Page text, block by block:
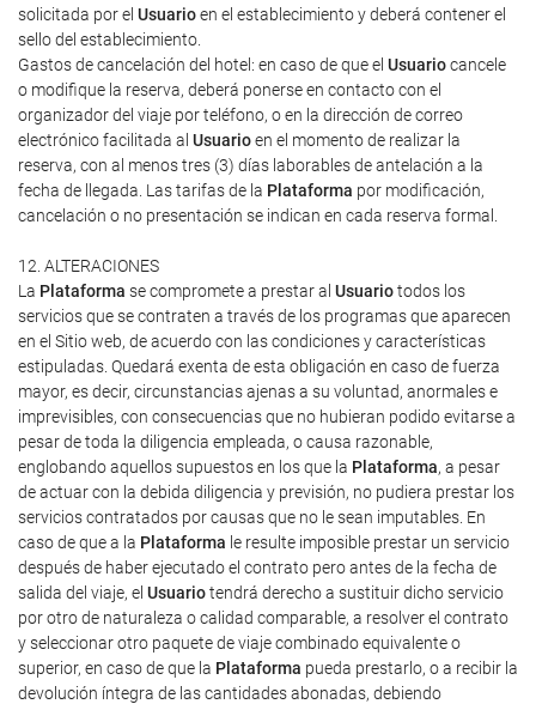
solicitada por el Usuarioen el establecimiento y deberá contener el
sello del establecimiento.
Gastos de cancelación del hotel: en caso de que el Usuariocancele
o modifique la reserva, deberá ponerse en contacto con el
organizador del viaje por teléfono, o en la dirección de correo
electrónico facilitada al Usuarioen el momento de realizar la
reserva, con al menos tres (3) días laborables de antelación a la
fecha de llegada. Las tarifas de la Plataforma por modificación,
cancelación o no presentación se indican en cada reserva formal.
12. ALTERACIONES
La Plataforma se compromete a prestar al Usuariotodos los
servicios que se contraten a través de los programas que aparecen
en el Sitio web, de acuerdo con las condiciones y características
estipuladas. Quedará exenta de esta obligación en caso de fuerza
mayor, es decir, circunstancias ajenas a su voluntad, anormales e
imprevisibles, con consecuencias que no hubieran podido evitarse a
pesar de toda la diligencia empleada, o causa razonable,
englobando aquellos supuestos en los que la Plataforma, a pesar
de actuar con la debida diligencia y previsión, no pudiera prestar los
servicios contratados por causas que no le sean imputables. En
caso de que a la Plataforma le resulte imposible prestar un servicio
después de haber ejecutado el contrato pero antes de la fecha de
salida del viaje, el Usuariotendrá derecho a sustituir dicho servicio
por otro de naturaleza o calidad comparable, a resolver el contrato
y seleccionar otro paquete de viaje combinado equivalente o
superior, en caso de que la Plataforma pueda prestarlo, o a recibir la
devolución íntegra de las cantidades abonadas, debiendo